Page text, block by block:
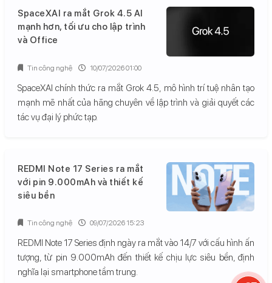
SpaceXAI ra mắt Grok 4.5 AI
mạnh hơn, tối ưu cho lập trình
và Office
SpaceXAI chính thức ra mắt Grok 4.5, mô hình trí tuệ nhân tạo
mạnh mẽ nhất của hãng chuyên về lập trình và giải quyết các
tác vụ đại lý phức tạp.
Tin công nghệ 10/07/2026 01:00
REDMI Note 17 Series ra mắt
với pin 9.000mAh và thiết kế
siêu bền
REDMI Note 17 Series định ngày ra mắt vào 14/7 với cấu hình ấn
tượng, từ pin 9.000mAh đến thiết kế chịu lực siêu bền, định
nghĩa lại smartphone tầm trung.
Tin công nghệ 09/07/2026 15:23